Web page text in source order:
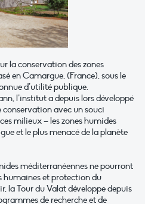
la conservation des zones
en Camargue, (France), sous le
d’utilité publique.
l’institut a depuis lors développé
avec un souci
milieux – les zones humides
et le plus menacé de la planète
méditerranéennes ne pourront
humaines et protection du
la Tour du Valat développe depuis
de recherche et de